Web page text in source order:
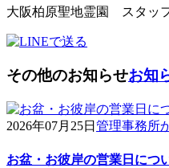
大阪柏原聖地霊園 スタッ
その他のお知らせお知
2026年07月25日 管理事務所
お盆・お彼岸の営業日につ